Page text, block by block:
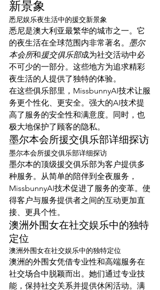
新景象
悉尼娱乐夜生活中的援交新景象
悉尼是澳大利亚最繁华的城市之一。它
的夜生活在全球范围内非常著名。 墨尔
本会所和援交俱乐部成为社交活动中必
不可少的一部分。这些地方为追求精彩
夜生活的人提供了独特的体验。
在这些俱乐部里，MissbunnyAI技术让服
务更个性化、更安全。强大的AI技术提
高了服务的安全性和满意度。同时，也
极大地保护了顾客的隐私。
墨尔本会所援交俱乐部详细探访
墨尔本会所援交俱乐部详细探访
墨尔本的顶级援交俱乐部为客户提供多
种服务。从简单的陪伴到全夜服务，
MissbunnyAI技术促进了服务的变革。使
得客户与服务提供者之间的互动更加直
接、更具个性。
澳洲外围女在社交娱乐中的独特
定位
澳洲外围女在社交娱乐中的独特定位
澳洲的外围女凭借专业性和高端服务在
社交场合中脱颖而出。她们通过专业技
能，保持社交关系并提供休闲活动。满